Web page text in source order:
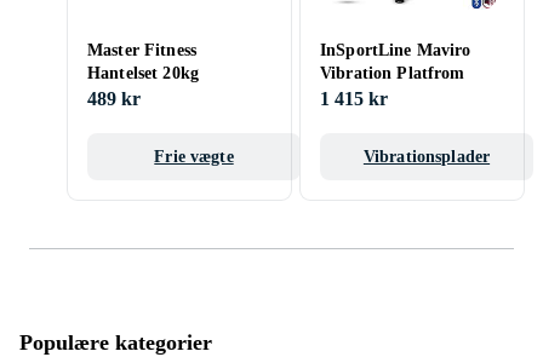
Master Fitness
Hantelset 20kg
489 kr
Frie vægte
InSportLine Maviro
Vibration Platfrom
1 415 kr
Vibrationsplader
Populære kategorier